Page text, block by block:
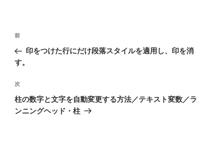
投
ナ
ゲ
ー
シ
前
の
投
前
印をつけた行にだけ段落スタイルを適用し、印を消
す。
次
の
投
次
柱の数字と文字を自動変更する方法／テキスト変数／ラ
ンニングヘッド・柱